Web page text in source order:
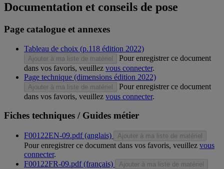
Documentation et conseils de pose
Page catalogue et annexes
Tableau de choix (p.118 édition 2022)
Ajouter à ma liste de matériel
Pour enregistrer ce document
dans vos favoris, veuillez vous connecter.
Page technique (dimensions édition 2022)
Ajouter à ma liste de matériel
Pour enregistrer ce document
dans vos favoris, veuillez vous connecter.
Fiches techniques / Guides métier
F00122EN-09.pdf (anglais) Ajouter à ma liste de matériel
Pour enregistrer ce document dans vos favoris, veuillez vous
connecter.
F00122FR-09.pdf (français)
Ajouter à ma liste de matériel